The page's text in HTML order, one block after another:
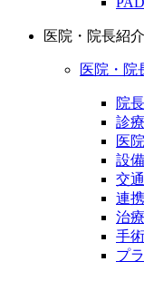
医院・院長紹介
医院・院
院
診
医
設
交
連
治
手
プ